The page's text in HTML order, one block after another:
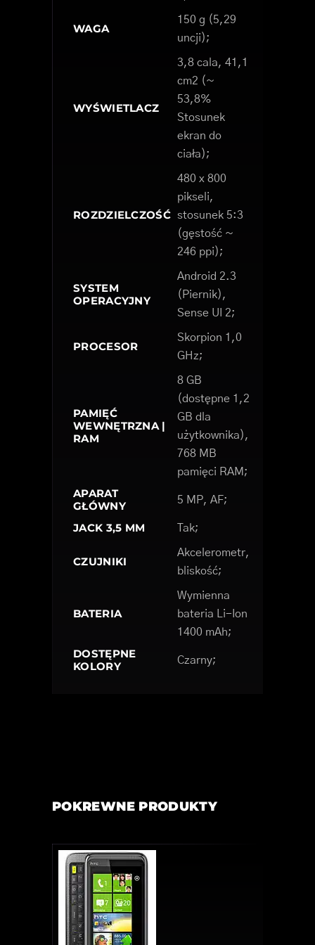
WAGA
150 g (5,29
uncji);
WYŚWIETLACZ
3,8 cala, 41,1
cm2 (~
53,8%
Stosunek
ekran do
ciała);
ROZDZIELCZOŚĆ
480 x 800
pikseli,
stosunek 5:3
(gęstość ~
246 ppi);
SYSTEM
OPERACYJNY
Android 2.3
(Piernik),
Sense UI 2;
PROCESOR
Skorpion 1,0
GHz;
PAMIĘĆ
WEWNĘTRZNA |
RAM
8 GB
(dostępne 1,2
GB dla
użytkownika),
768 MB
pamięci RAM;
APARAT
GŁÓWNY
5 MP, AF;
JACK 3,5 MM Tak;
CZUJNIKI
Akcelerometr,
bliskość;
BATERIA
Wymienna
bateria Li-Ion
1400 mAh;
DOSTĘPNE
KOLORY
Czarny;
POKREWNE PRODUKTY